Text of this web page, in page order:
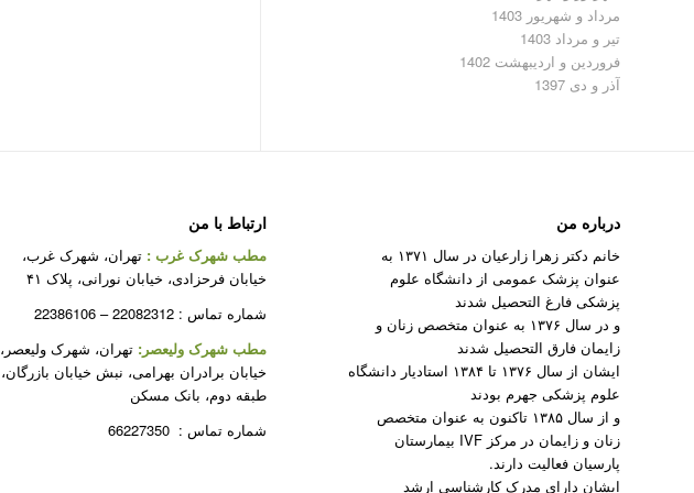
مرداد و شهریور 1403
تیر و مرداد 1403
فروردین و اردیبهشت 1402
آذر و دی 1397
درباره من
خانم دکتر زهرا زارعیان در سال ۱۳۷۱ به
عنوان پزشک عمومی از دانشگاه علوم
پزشکی فارغ التحصیل شدند
و در سال ۱۳۷۶ به عنوان متخصص زنان و
زایمان فارق التحصیل شدند
ایشان از سال ۱۳۷۶ تا ۱۳۸۴ استادیار دانشگاه
علوم پزشکی جهرم بودند
و از سال ۱۳۸۵ تاکنون به عنوان متخصص
زنان و زایمان در مرکز IVF بیمارستان
پارسیان فعالیت دارند.
ایشان دارای مدرک کارشناسی ارشد
ارتباط با من
مطب شهرک غرب : تهران، شهرک غرب،
خیابان فرحزادی، خیابان نورانی، پلاک ۴۱
شماره تماس : 22082312 – 22386106
مطب شهرک ولیعصر: تهران، شهرک ولیعصر،
خیابان برادران بهرامی، نبش خیابان بازرگان،
طبقه دوم، بانک مسکن
شماره تماس : 66227350